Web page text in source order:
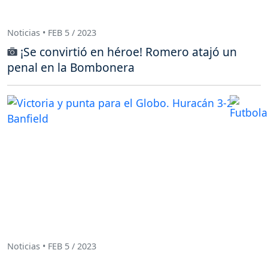
Noticias • FEB 5 / 2023
¡Se convirtió en héroe! Romero atajó un
penal en la Bombonera
Noticias • FEB 5 / 2023